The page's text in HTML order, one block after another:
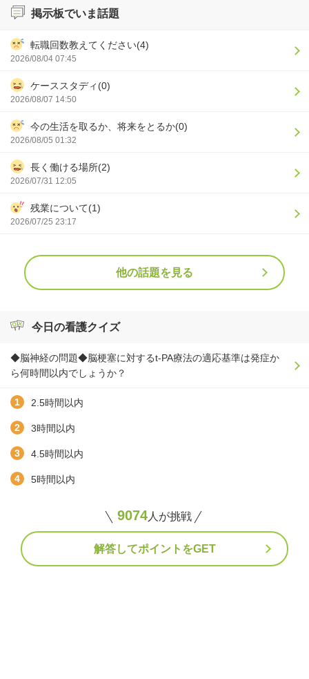
掲示板でいま話題
転職回数教えてください(4)
2026/08/04 07:45
ケーススタディ(0)
2026/08/07 14:50
今の生活を取るか、将来をとるか(0)
2026/08/05 01:32
長く働ける場所(2)
2026/07/31 12:05
残業について(1)
2026/07/25 23:17
他の話題を見る
今日の看護クイズ
◆脳神経の問題◆脳梗塞に対するt-PA療法の適応基準は発症か
ら何時間以内でしょうか？
2.5時間以内
3時間以内
4.5時間以内
5時間以内
9074 人が挑戦
解答してポイントをGET